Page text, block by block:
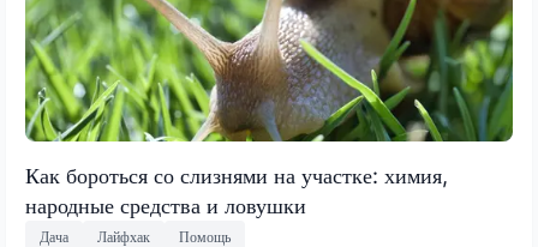
Как бороться со слизнями на участке: химия,
народные средства и ловушки
Дача Лайфхак Помощь